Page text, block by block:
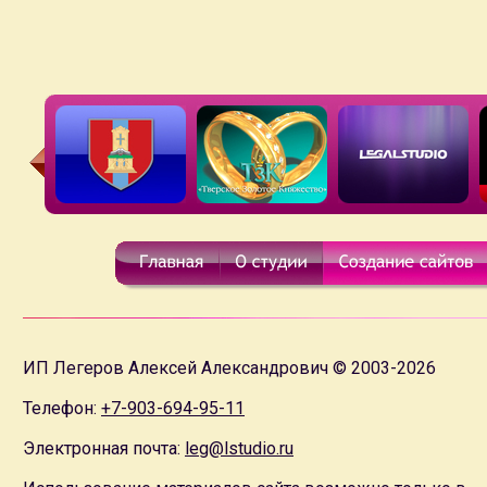
ИП Легеров Алексей Александрович © 2003-2026
Телефон: +7-903-694-95-11
Электронная почта: leg@lstudio.ru